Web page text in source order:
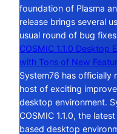
foundation of Plasma
release brings several
usual round of bug
COSMIC 1.1.0 Desktop
with Tons of New
System76 has officially
host of exciting
desktop environment.
COSMIC 1.1.0, the
based desktop